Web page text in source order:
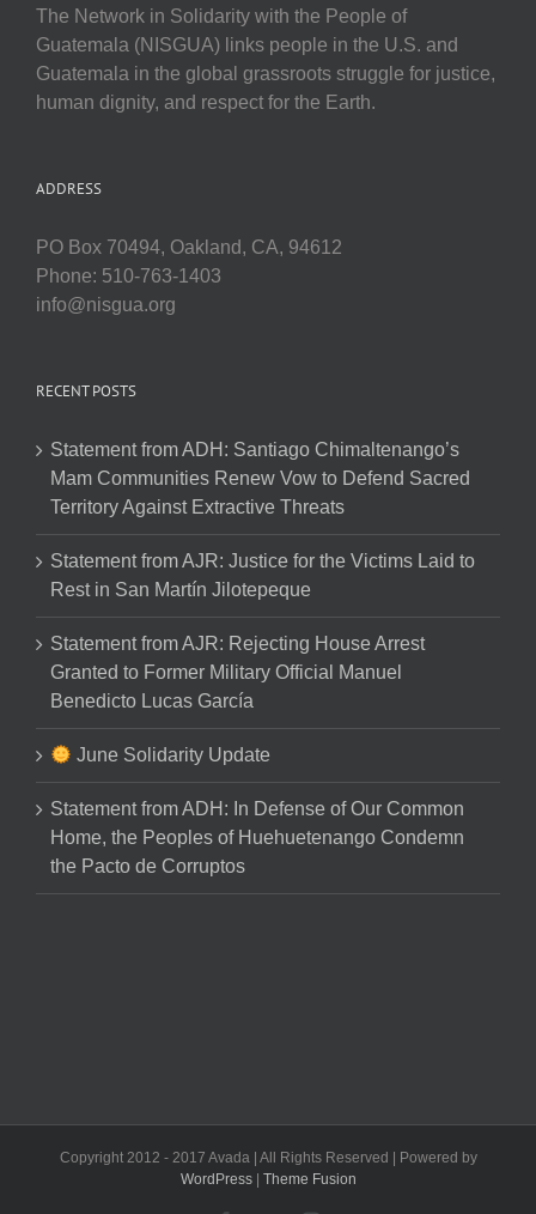
The Network in Solidarity with the People of
Guatemala (NISGUA) links people in the U.S. and
Guatemala in the global grassroots struggle for justice,
human dignity, and respect for the Earth.
ADDRESS
PO Box 70494, Oakland, CA, 94612
Phone: 510-763-1403
info@nisgua.org
RECENT POSTS
Statement from ADH: Santiago Chimaltenango’s
Mam Communities Renew Vow to Defend Sacred
Territory Against Extractive Threats
Statement from AJR: Justice for the Victims Laid to
Rest in San Martín Jilotepeque
Statement from AJR: Rejecting House Arrest
Granted to Former Military Official Manuel
Benedicto Lucas García
June Solidarity Update
Statement from ADH: In Defense of Our Common
Home, the Peoples of Huehuetenango Condemn
the Pacto de Corruptos
Copyright 2012 - 2017 Avada | All Rights Reserved | Powered by
WordPress| Theme Fusion